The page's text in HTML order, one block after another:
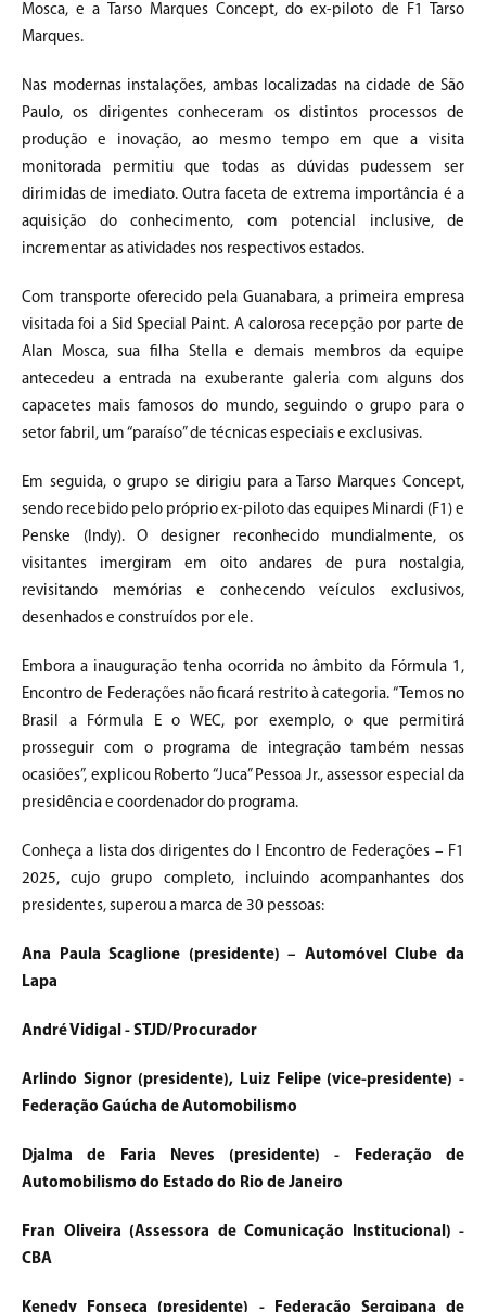
Mosca, e a Tarso Marques Concept, do ex-piloto de F1 Tarso
Marques.
Nas modernas instalações, ambas localizadas na cidade de São
Paulo, os dirigentes conheceram os distintos processos de
produção e inovação, ao mesmo tempo em que a visita
monitorada permitiu que todas as dúvidas pudessem ser
dirimidas de imediato. Outra faceta de extrema importância é a
aquisição do conhecimento, com potencial inclusive, de
incrementar as atividades nos respectivos estados.
Com transporte oferecido pela Guanabara, a primeira empresa
visitada foi a Sid Special Paint. A calorosa recepção por parte de
Alan Mosca, sua filha Stella e demais membros da equipe
antecedeu a entrada na exuberante galeria com alguns dos
capacetes mais famosos do mundo, seguindo o grupo para o
setor fabril, um “paraíso” de técnicas especiais e exclusivas.
Em seguida, o grupo se dirigiu para a Tarso Marques Concept,
sendo recebido pelo próprio ex-piloto das equipes Minardi (F1) e
Penske (Indy). O designer reconhecido mundialmente, os
visitantes imergiram em oito andares de pura nostalgia,
revisitando memórias e conhecendo veículos exclusivos,
desenhados e construídos por ele.
Embora a inauguração tenha ocorrida no âmbito da Fórmula 1,
Encontro de Federações não ficará restrito à categoria. “Temos no
Brasil a Fórmula E o WEC, por exemplo, o que permitirá
prosseguir com o programa de integração também nessas
ocasiões”, explicou Roberto “Juca” Pessoa Jr., assessor especial da
presidência e coordenador do programa.
Conheça a lista dos dirigentes do I Encontro de Federações – F1
2025, cujo grupo completo, incluindo acompanhantes dos
presidentes, superou a marca de 30 pessoas:
Ana Paula Scaglione (presidente) – Automóvel Clube da
Lapa
André Vidigal - STJD/Procurador
Arlindo Signor (presidente), Luiz Felipe (vice-presidente) -
Federação Gaúcha de Automobilismo
Djalma de Faria Neves (presidente) - Federação de
Automobilismo do Estado do Rio de Janeiro
Fran Oliveira (Assessora de Comunicação Institucional) -
CBA
Kenedy Fonseca (presidente) - Federação Sergipana de